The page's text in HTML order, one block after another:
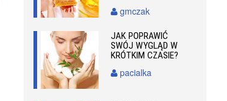
gmczak
JAK POPRAWIĆ
SWÓJ WYGLĄD W
KRÓTKIM CZASIE?
pacialka